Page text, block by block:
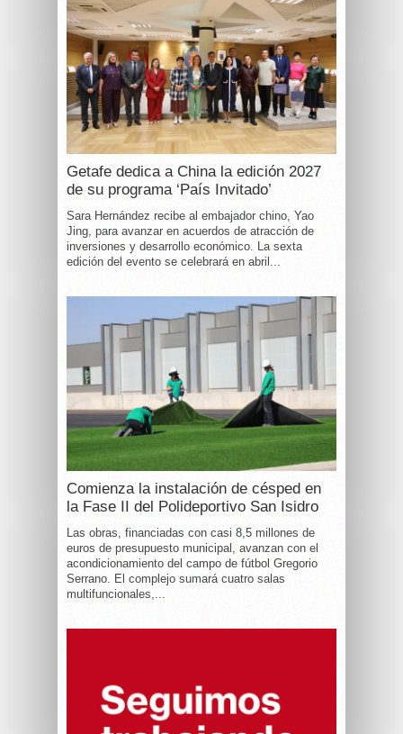
Getafe dedica a China la edición 2027
de su programa ‘País Invitado’
Sara Hernández recibe al embajador chino, Yao
Jing, para avanzar en acuerdos de atracción de
inversiones y desarrollo económico. La sexta
edición del evento se celebrará en abril...
Comienza la instalación de césped en
la Fase II del Polideportivo San Isidro
Las obras, financiadas con casi 8,5 millones de
euros de presupuesto municipal, avanzan con el
acondicionamiento del campo de fútbol Gregorio
Serrano. El complejo sumará cuatro salas
multifuncionales,...